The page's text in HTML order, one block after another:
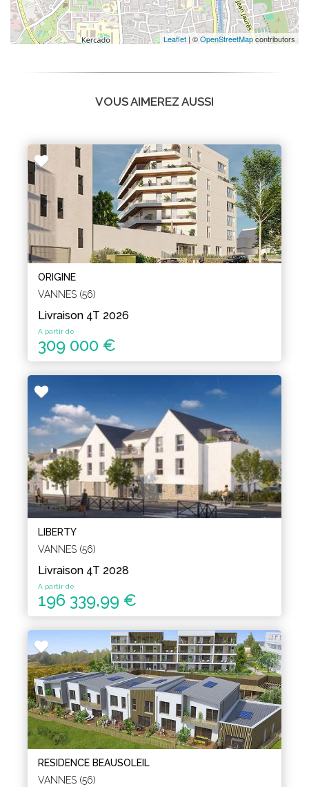
Leaflet | ©OpenStreetMapcontributors
VOUS AIMEREZ AUSSI
ORIGINE
VANNES (56)
Livraison 4T 2026
A partir de
309 000 €
LIBERTY
VANNES (56)
Livraison 4T 2028
A partir de
196 339,99 €
RESIDENCE BEAUSOLEIL
VANNES (56)